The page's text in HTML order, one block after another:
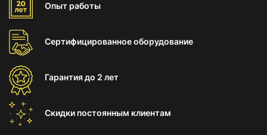
Опыт работы
Сертифицированноеоборудование
Гарантиядо 2 лет
Скидки постоянным клиентам